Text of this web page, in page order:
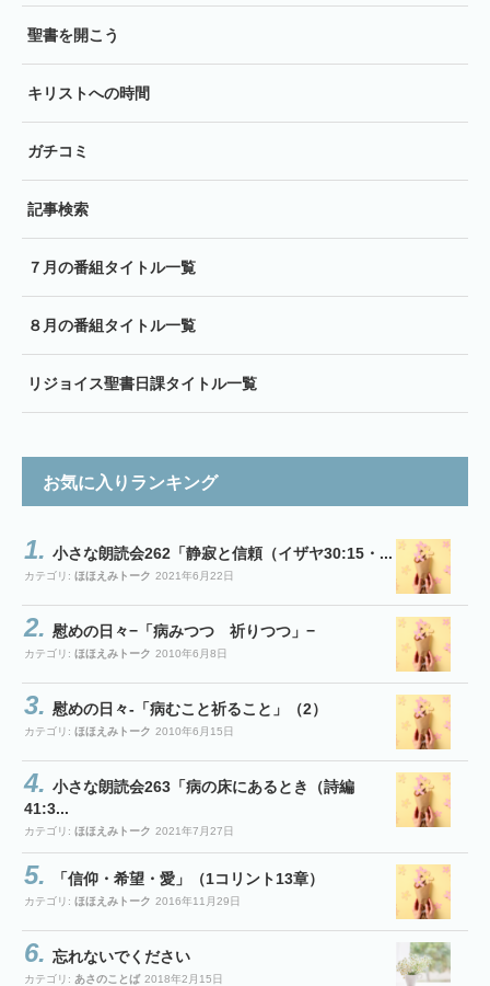
聖書を開こう
キリストへの時間
ガチコミ
記事検索
７月の番組タイトル一覧
８月の番組タイトル一覧
リジョイス聖書日課タイトル一覧
お気に入りランキング
小さな朗読会262「静寂と信頼（イザヤ30:15・...
カテゴリ: ほほえみトーク 2021年6月22日
慰めの日々−「病みつつ 祈りつつ」−
カテゴリ: ほほえみトーク 2010年6月8日
慰めの日々-「病むこと祈ること」（2）
カテゴリ: ほほえみトーク 2010年6月15日
小さな朗読会263「病の床にあるとき（詩編
41:3...
カテゴリ: ほほえみトーク 2021年7月27日
「信仰・希望・愛」（1コリント13章）
カテゴリ: ほほえみトーク 2016年11月29日
忘れないでください
カテゴリ: あさのことば 2018年2月15日